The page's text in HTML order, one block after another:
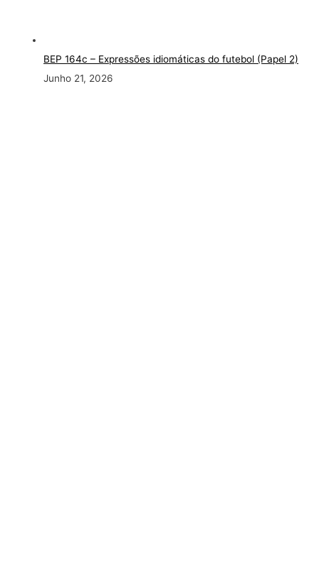
BEP 164c – Expressões idiomáticas do futebol (Papel 2)
Junho 21, 2026